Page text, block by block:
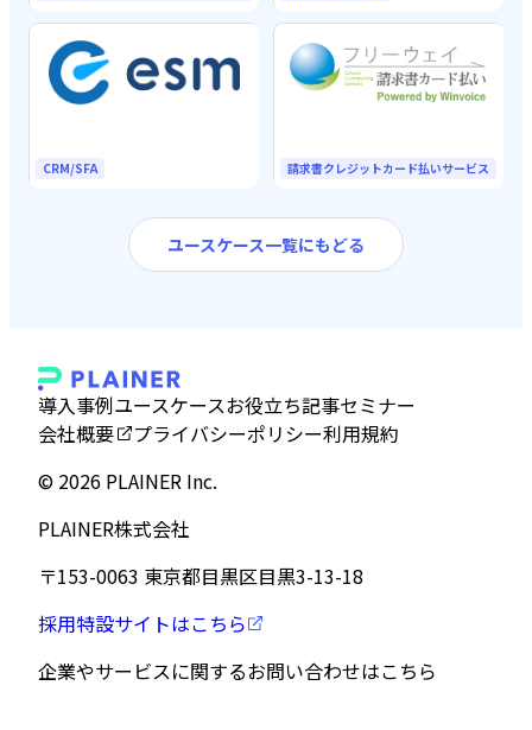
CRM/SFA 請求書クレジットカード払いサービス
ユースケース一覧にもどる
導入事例ユースケースお役立ち記事セミナー
会社概要
プライバシーポリシー利用規約
©︎ 2026 PLAINER Inc.
PLAINER株式会社
〒153-0063 東京都目黒区目黒3-13-18
採用特設サイトはこちら
企業やサービスに関するお問い合わせはこちら